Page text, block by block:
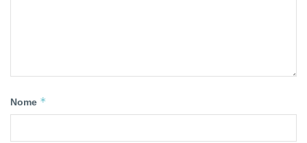
Nome *